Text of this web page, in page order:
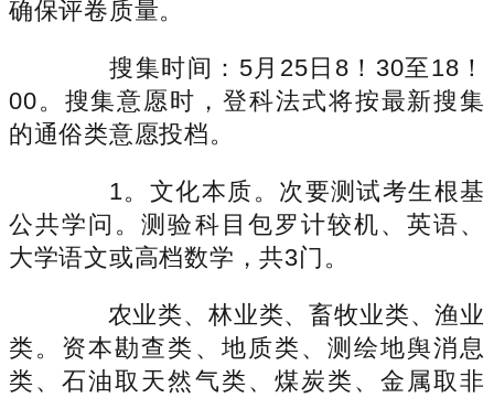
确保评卷质量。
搜集时间：5月25日8！30至18！
00。搜集意愿时，登科法式将按最新搜集
的通俗类意愿投档。
1。文化本质。次要测试考生根基
公共学问。测验科目包罗计较机、英语、
大学语文或高档数学，共3门。
农业类、林业类、畜牧业类、渔业
类。资本勘查类、地质类、测绘地舆消息
类、石油取天然气类、煤炭类、金属取非